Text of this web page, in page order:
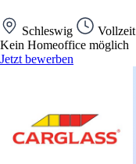
Schleswig Vollzeit
Kein Homeoffice möglich
Jetzt bewerben